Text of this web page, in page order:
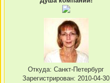
Откуда: Санкт-Петербург
Зарегистрирован: 2010-04-30